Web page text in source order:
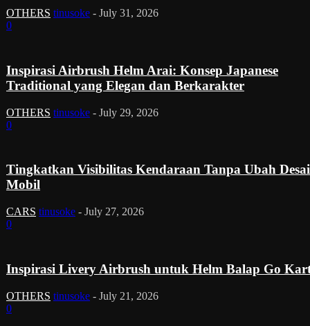
OTHERS tinusoke - July 31, 2026
0
Inspirasi Airbrush Helm Arai: Konsep Japanese
Traditional yang Elegan dan Berkarakter
OTHERS tinusoke - July 29, 2026
0
Tingkatkan Visibilitas Kendaraan Tanpa Ubah
Mobil
CARS tinusoke - July 27, 2026
0
Inspirasi Livery Airbrush untuk Helm Balap Go
OTHERS tinusoke - July 21, 2026
0